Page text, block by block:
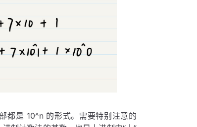
都是 10^n 的形式。需要特别注意的